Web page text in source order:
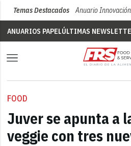
Temas Destacados Anuario Innovación
ANUARIOS PAPELÚLTIMAS
FOOD
Juver se apunta a
veggie con tres